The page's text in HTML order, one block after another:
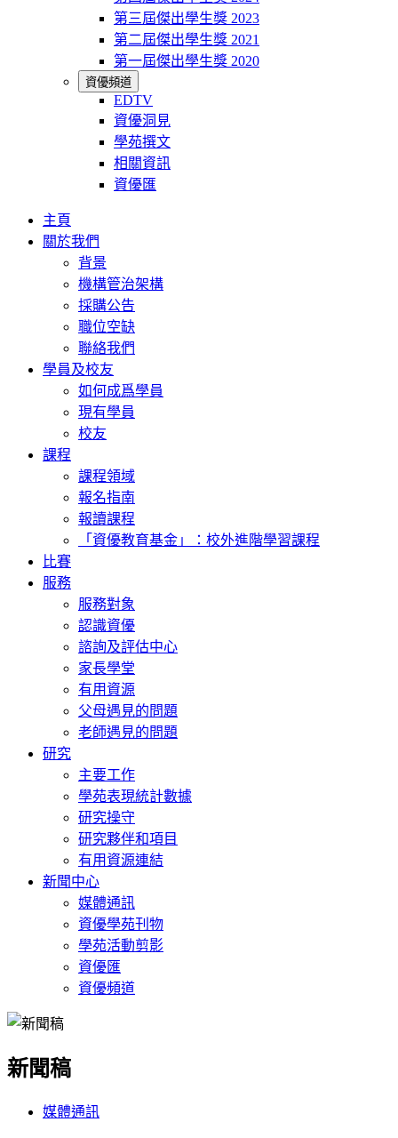
第三屆傑出學生獎 2023
第二屆傑出學生獎 2021
第一屆傑出學生獎 2020
資優頻道
EDTV
資優洞見
學苑撰文
相關資訊
資優匯
主頁
關於我們
背景
機構管治架構
採購公告
職位空缺
聯絡我們
學員及校友
如何成爲學員
現有學員
校友
課程
課程領域
報名指南
報讀課程
「資優教育基金」：校外進階學習課程
比賽
服務
服務對象
認識資優
諮詢及評估中心
家長學堂
有用資源
父母遇見的問題
老師遇見的問題
研究
主要工作
學苑表現統計數據
研究操守
研究夥伴和項目
有用資源連結
新聞中心
媒體通訊
資優學苑刊物
學苑活動剪影
資優匯
資優頻道
新聞稿
媒體通訊